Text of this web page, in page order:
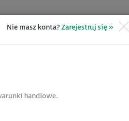
sklep@astor.com.pl
Nie masz konta?Zarejestruj się »
handlowe.